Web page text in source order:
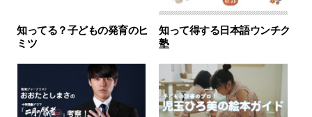
知ってる？子どもの発育のヒ
ミツ
知って得する日本語ウンチク
塾